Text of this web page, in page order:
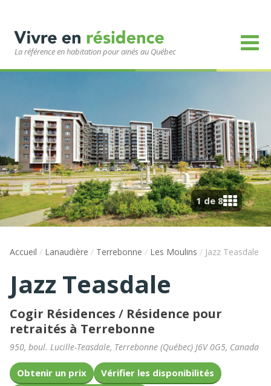
La référence en habitation pour ainés au Québec
1 de 8
Accueil / Lanaudière / Terrebonne / Les Moulins / Jazz Teasdale
Jazz Teasdale
Cogir Résidences / Résidence pour
retraités à Terrebonne
950, boul. Lucille-Teasdale, Terrebonne (Québec) J6V 0G5, Canada
Obtenir un prix
Vérifier les disponibilités